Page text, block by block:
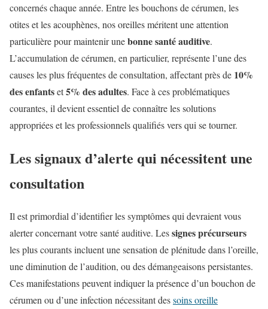
concernés chaque année. Entre les bouchons de cérumen, les
otites et les acouphènes, nos oreilles méritent une attention
particulière pour maintenir unebonne santé auditive.
L’accumulation de cérumen, en particulier, représente l’une des
causes les plus fréquentes de consultation, affectant près de 10%
des enfantset5% des adultes. Face à ces problématiques
courantes, il devient essentiel de connaître les solutions
appropriées et les professionnels qualifiés vers qui se tourner.
Les signaux d’alerte qui nécessitent une
consultation
Il est primordial d’identifier les symptômes qui devraient vous
alerter concernant votre santé auditive. Lessignes précurseurs
les plus courants incluent une sensation de plénitude dans l’oreille,
une diminution de l’audition, ou des démangeaisons persistantes.
Ces manifestations peuvent indiquer la présence d’un bouchon de
cérumen ou d’une infection nécessitant dessoins oreille